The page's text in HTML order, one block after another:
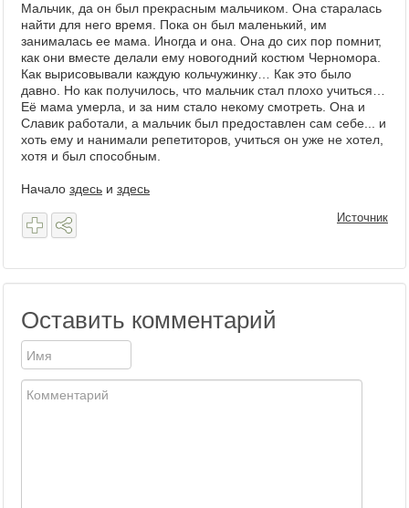
Мальчик, да он был прекрасным мальчиком. Она старалась
найти для него время. Пока он был маленький, им
занималась ее мама. Иногда и она. Она до сих пор помнит,
как они вместе делали ему новогодний костюм Черномора.
Как вырисовывали каждую кольчужинку… Как это было
давно. Но как получилось, что мальчик стал плохо учиться…
Её мама умерла, и за ним стало некому смотреть. Она и
Славик работали, а мальчик был предоставлен сам себе... и
хоть ему и нанимали репетиторов, учиться он уже не хотел,
хотя и был способным.
Начало здесь и здесь
Источник
Оставить комментарий